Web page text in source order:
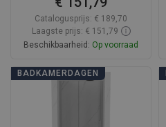
Catalogusprijs: € 189,70
Laagste prijs: € 151,79
Beschikbaarheid: Op voorraad
In winkelwagen
BADKAMERDAGEN